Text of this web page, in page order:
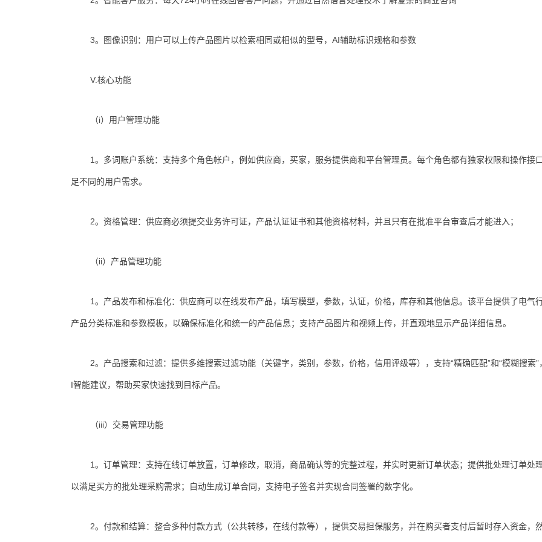
3。图像识别：用户可以上传产品图片以检索相同或相似的型号，AI辅助标识规格和参数
V.核心功能
（i）用户管理功能
1。多词账户系统：支持多个角色帐户，例如供应商，买家，服务提供商和平台管理员。每个角色都有独家权限和操作接
足不同的用户需求。
2。资格管理：供应商必须提交业务许可证，产品认证证书和其他资格材料，并且只有在批准平台审查后才能进入；
（ii）产品管理功能
1。产品发布和标准化：供应商可以在线发布产品，填写模型，参数，认证，价格，库存和其他信息。该平台提供了电气
产品分类标准和参数模板，以确保标准化和统一的产品信息；支持产品图片和视频上传，并直观地显示产品详细信息。
2。产品搜索和过滤：提供多维搜索过滤功能（关键字，类别，参数，价格，信用评级等），支持“精确匹配”和“模糊搜索”
I智能建议，帮助买家快速找到目标产品。
（iii）交易管理功能
1。订单管理：支持在线订单放置，订单修改，取消，商品确认等的完整过程，并实时更新订单状态；提供批处理订单处
以满足买方的批处理采购需求；自动生成订单合同，支持电子签名并实现合同签署的数字化。
2。付款和结算：整合多种付款方式（公共转移，在线付款等），提供交易担保服务，并在购买者支付后暂时存入资金，